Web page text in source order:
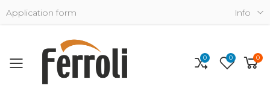
Application form Info
Toggle mobile menu
0 0 0